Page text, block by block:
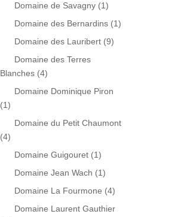
Domaine de Savagny (1)
Domaine des Bernardins (1)
Domaine des Lauribert (9)
Domaine des Terres
Blanches (4)
Domaine Dominique Piron
(1)
Domaine du Petit Chaumont
(4)
Domaine Guigouret (1)
Domaine Jean Wach (1)
Domaine La Fourmone (4)
Domaine Laurent Gauthier